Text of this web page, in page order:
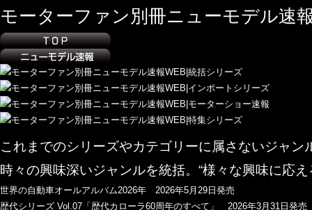
モーターファン別冊ニューモデル速
これまでのシリーズやカテゴリーに属さないジャ
時々の興味深いジャンルを統括。“様々な興味に応
世界の自動車オールアルバム2026年 2026年5月29日発売
歴代シリーズ Vol.07「歴代カローラ60周年のすべて」 2026年3月31日発売